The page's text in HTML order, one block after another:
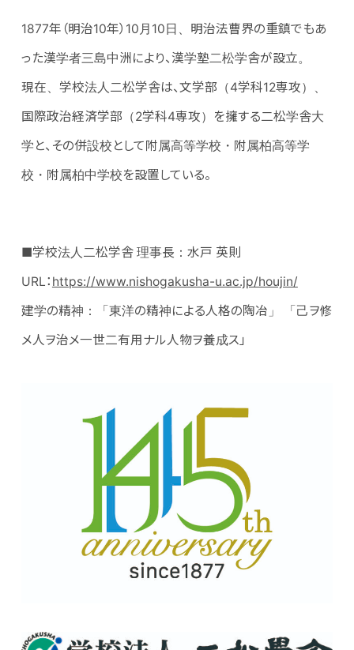
1877年（明治10年）10月10日、明治法曹界の重鎮でもあ
った漢学者三島中洲により、漢学塾二松学舎が設立。
現在、学校法人二松学舎は、文学部（4学科12専攻）、
国際政治経済学部（2学科4専攻）を擁する二松学舎大
学と、その併設校として附属高等学校・附属柏高等学
校・附属柏中学校を設置している。
■学校法人二松学舎 理事長：水戸 英則
URL： https://www.nishogakusha-u.ac.jp/houjin/
建学の精神：「東洋の精神による人格の陶冶」 「己ヲ修
メ人ヲ治メ一世二有用ナル人物ヲ養成ス」